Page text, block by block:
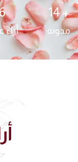
مدونة
+
14
أراء